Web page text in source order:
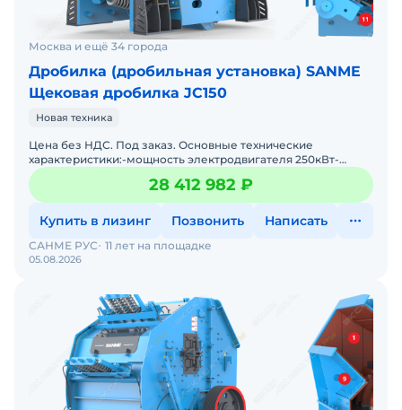
Москва и ещё 34 города
Дробилка (дробильная установка) SANME
Щековая дробилка JC150
Новая техника
Цена без НДС. Под заказ. Основные технические
характеристики:-мощность электродвигателя 250кВт-
приемное отверстие 1200-1400мм-размер разгрузочной
щели 125-250м
28 412 982 ₽
Купить в лизинг Позвонить Написать
05.08.2026
САНМЕ РУС 11 лет на площадке